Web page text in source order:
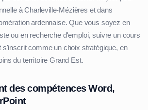
à Charleville-Mézières et dans
ardennaise. Que vous soyez en
ou en recherche d'emploi, suivre un cours
s'inscrit comme un choix stratégique, en
du territoire Grand Est.
des compétences Word,